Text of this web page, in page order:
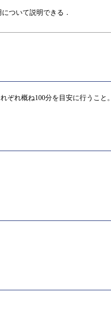
ついて説明できる．
れ概ね100分を目安に行うこと。